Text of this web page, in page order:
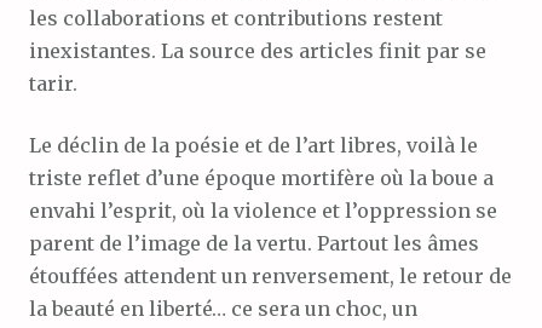
les collaborations et contributions restent
inexistantes. La source des articles finit par se
tarir.
Le déclin de la poésie et de l’art libres, voilà le
triste reflet d’une époque mortifère où la boue a
envahi l’esprit, où la violence et l’oppression se
parent de l’image de la vertu. Partout les âmes
étouffées attendent un renversement, le retour de
la beauté en liberté… ce sera un choc, un